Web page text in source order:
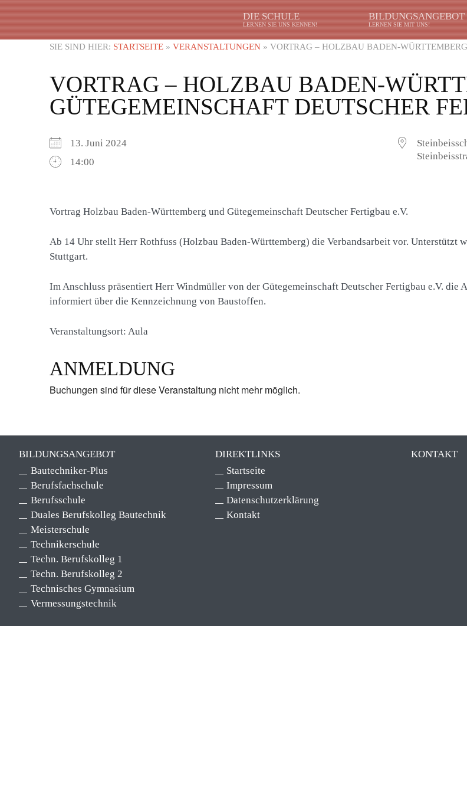
DIE SCHULE
LERNEN SIE UNS KENNEN!
BILDUNGSANGEBOT
LERNEN SIE MIT UNS!
SIE SIND HIER: STARTSEITE» VERANSTALTUNGEN» VORTRAG – HOLZBAU BADEN-
VORTRAG – HOLZBAU BADEN-
GÜTEGEMEINSCHAFT DEUTSCHER
13. Juni 2024
14:00
Vortrag Holzbau Baden-Württemberg und Gütegemeinschaft Deutscher Fertigbau e.V.
Ab 14 Uhr stellt Herr Rothfuss (Holzbau Baden-Württemberg) die Verbandsarbeit vor. Unterstützt
Stuttgart.
Im Anschluss präsentiert Herr Windmüller von der Gütegemeinschaft Deutscher Fertigbau e.V.
informiert über die Kennzeichnung von Baustoffen.
Veranstaltungsort: Aula
ANMELDUNG
Buchungen sind für diese Veranstaltung nicht mehr möglich.
BILDUNGSANGEBOT
Bautechniker-Plus
Berufsfachschule
Berufsschule
Duales Berufskolleg Bautechnik
Meisterschule
Technikerschule
Techn. Berufskolleg 1
Techn. Berufskolleg 2
Technisches Gymnasium
Vermessungstechnik
DIREKTLINKS
Startseite
Impressum
Datenschutzerklärung
Kontakt
KONTAKT